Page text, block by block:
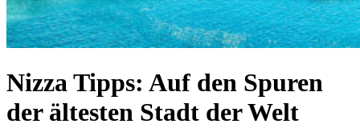
Nizza Tipps: Auf den Spuren
der ältesten Stadt der Welt